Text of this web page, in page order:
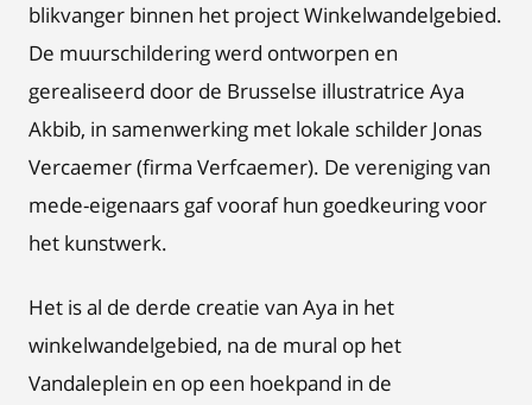
blikvanger binnen het project Winkelwandelgebied.
De muurschildering werd ontworpen en
gerealiseerd door de Brusselse illustratrice Aya
Akbib, in samenwerking met lokale schilder Jonas
Vercaemer (firma Verfcaemer). De vereniging van
mede-eigenaars gaf vooraf hun goedkeuring voor
het kunstwerk.
Het is al de derde creatie van Aya in het
winkelwandelgebied, na de mural op het
Vandaleplein en op een hoekpand in de